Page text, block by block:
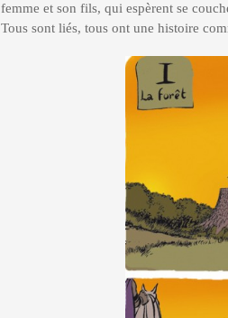
femme et son fils, qui espèrent se
Tous sont liés, tous ont une histoire